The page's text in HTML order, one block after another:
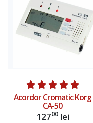
Acordor Cromatic Korg
CA-50
12700lei
Adauga in cos